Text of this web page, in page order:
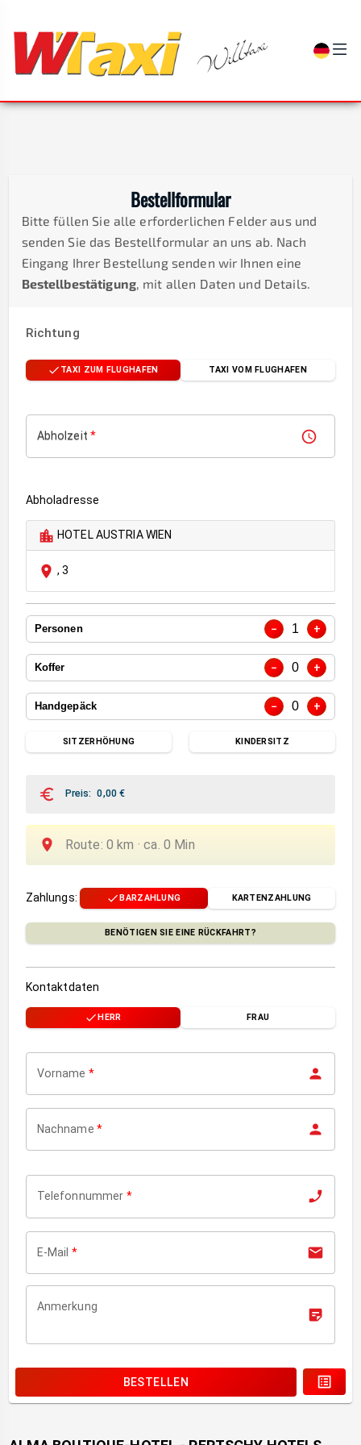
Bestellformular
Bitte füllen Sie alle erforderlichen Felder aus und
senden Sie das Bestellformular an uns ab. Nach
Eingang Ihrer Bestellung senden wir Ihnen eine
Bestellbestätigung, mit allen Daten und Details.
Richtung
TAXI ZUM FLUGHAFEN TAXI VOM FLUGHAFEN
Abholzeit *
Abholadresse
HOTEL AUSTRIA WIEN
,3
Personen − 1 +
Koffer − 0 +
Handgepäck − 0 +
SITZERHÖHUNG KINDERSITZ
Preis: 0,00€
Route: 0 km ·ca. 0 Min
Zahlungs: BARZAHLUNG KARTENZAHLUNG
BENÖTIGEN SIE EINE RÜCKFAHRT?
Kontaktdaten
HERR FRAU
Vorname *
Nachname *
Telefonnummer *
E-Mail *
Anmerkung
BESTELLEN